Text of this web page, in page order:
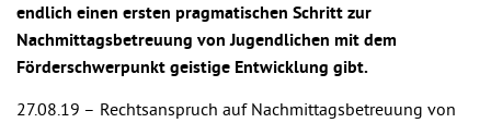
endlich einen ersten pragmatischen Schritt zur
Nachmittagsbetreuung von Jugendlichen mit dem
Förderschwerpunkt geistige Entwicklung gibt.
27.08.19 – Rechtsanspruch auf Nachmittagsbetreuung von